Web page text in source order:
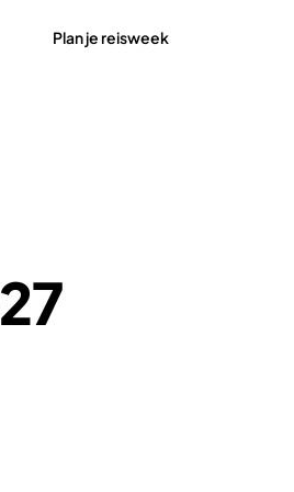
Plan je reisweek